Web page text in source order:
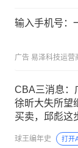
输入手机号：
广告 易泽科技运营
CBA三消息：
徐昕大失所望
买卖，邱彪这
球王编年史 打开